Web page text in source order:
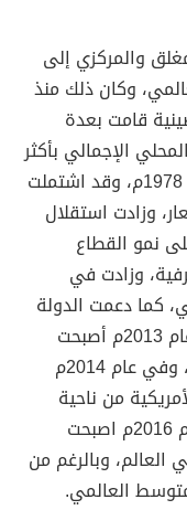
والمركزي إلى
وكان ذلك منذ
قامت بعدة
الإجمالي بأكثر
من عشرة أضعاف ما كان عليه منذ عام 1978م، وقد اشتملت
وزادت استقلال
نمو القطاع
وزادت في
كما دعمت الدولة
القطاعات الرئيسية بشكل كبير، وفي عام 2013م أصبحت
الصين من أكبر الدول التجارية العالمية، وفي عام 2014م
من ناحية
، والجدير بالذكر أنّه وبحلول عام 2016م اصبحت
العالم، وبالرغم من
العالمي.